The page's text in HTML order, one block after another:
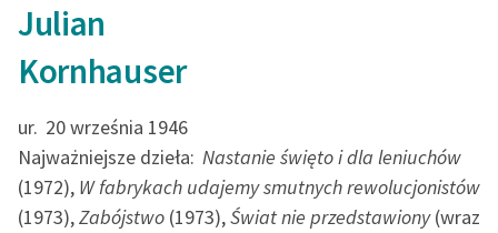
Dane fundacji i
sprawozdania finansowe
Informacja o treściach
wrażliwych
Deklaracja dostępności
Julian
Kornhauser
ur. 20 września 1946
Najważniejsze dzieła: Nastanie święto i dla leniuchów
(1972), W fabrykach udajemy smutnych rewolucjonistów
(1973),Zabójstwo (1973),Świat nie przedstawiony(wraz